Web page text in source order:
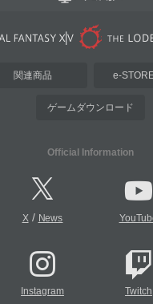
関連商品 e-
ゲームダウンロード
Official Information
X/ News
Instagram Twitch